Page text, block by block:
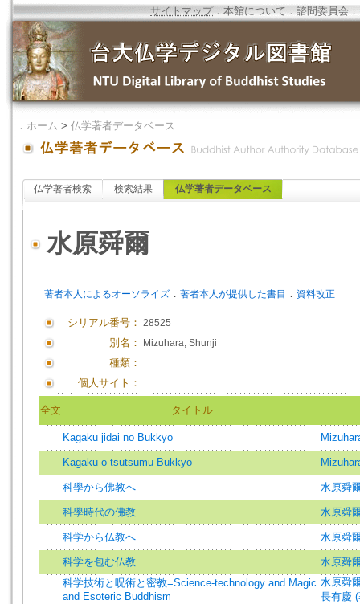
サイトマップ．本館について ．諮問委員会 ．
． ホーム > 仏学著者データベース
仏学著者検索 検索結果 仏学著者データベース
水原舜爾
著者本人によるオーソライズ ． 著者本人が提供した書目 ． 資料改正
シリアル番号： 28525
別名： Mizuhara, Shunji
種類：
個人サイト：
全文 タイトル
Kagaku jidai no Bukkyo
Kagaku o tsutsumu Bukkyo
科學から佛教へ 水原舜
科學時代の佛教 水原舜
科学から仏教へ 水原舜
科学を包む仏教
水原舜
科学技術と呪術と密教=Science-technology and Magic
and Esoteric Buddhism
水原舜
長有慶